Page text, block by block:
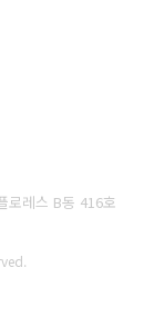
로레스 B동 416호